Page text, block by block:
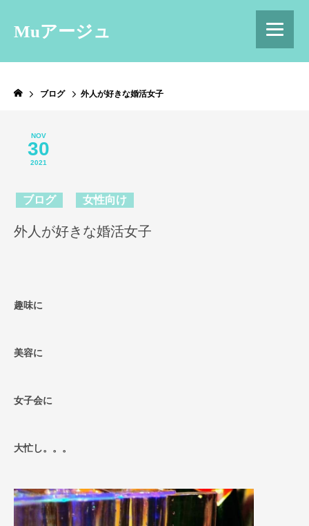
Muアージュ
ブログ 外人が好きな婚活女子
NOV
30
2021
ブログ 女性向け
外人が好きな婚活女子
趣味に
美容に
女子会に
大忙し。。。